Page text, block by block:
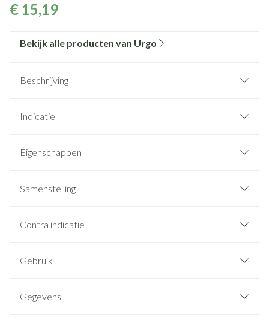
€ 15,19
Bekijk alle producten van Urgo
Beschrijving
Indicatie
Eigenschappen
Samenstelling
Contra indicatie
Gebruik
Gegevens